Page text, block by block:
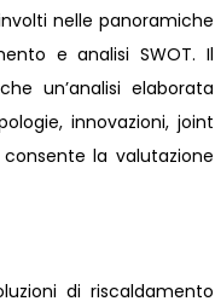
nelle panoramiche
e analisi SWOT. Il
un’analisi elaborata
innovazioni, joint
la valutazione
di riscaldamento